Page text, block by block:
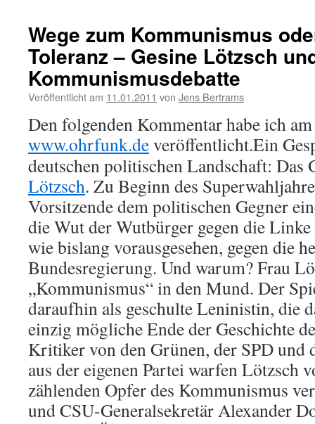
Wege zum Kommunismus
Toleranz – Gesine Lötzsch
Kommunismusdebatte
Veröffentlicht am 11.01.2011 von Jens Bertrams
Den folgenden Kommentar habe ich
www.ohrfunk.deveröffentlicht.Ein
deutschen politischen Landschaft: Das
Lötzsch. Zu Beginn des
Vorsitzende dem politischen Gegner
die Wut der Wutbürger gegen die
wie bislang vorausgesehen, gegen die
Bundesregierung. Und warum? Frau
„Kommunismus“ in den Mund. Der
daraufhin als geschulte Leninistin, die
einzig mögliche Ende der Geschichte
Kritiker von den Grünen, der SPD und
aus der eigenen Partei warfen Lötzsch
zählenden Opfer des Kommunismus
und CSU-Generalsekretär Alexander